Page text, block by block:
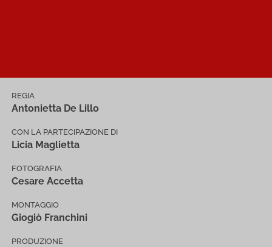
REGIA
Antonietta De Lillo
CON LA PARTECIPAZIONE DI
Licia Maglietta
FOTOGRAFIA
Cesare Accetta
MONTAGGIO
Giogiò Franchini
PRODUZIONE